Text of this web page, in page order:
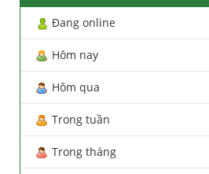
Đang online
Hôm nay
Hôm qua
Trong tuần
Trong tháng